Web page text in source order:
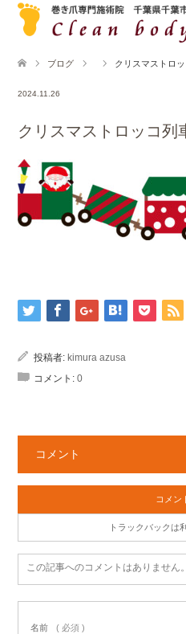
ブログ クリスマストロ
2024.11.26
クリスマストロッコ列
投稿者: kimura azusa
コメント: 0
コメント
コメン
トラックバックは
この記事へのコメントはありません。
名前 ( 必須 )